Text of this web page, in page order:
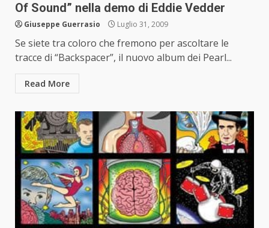
Of Sound” nella demo di Eddie Vedder
Giuseppe Guerrasio Luglio 31, 2009
Se siete tra coloro che fremono per ascoltare le
tracce di “Backspacer”, il nuovo album dei Pearl...
Read More